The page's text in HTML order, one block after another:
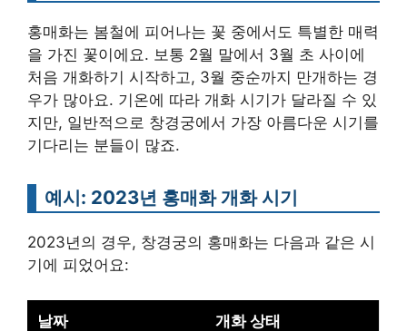
홍매화는 봄철에 피어나는 꽃 중에서도 특별한 매력
을 가진 꽃이에요. 보통 2월 말에서 3월 초 사이에
처음 개화하기 시작하고, 3월 중순까지 만개하는 경
우가 많아요. 기온에 따라 개화 시기가 달라질 수 있
지만, 일반적으로 창경궁에서 가장 아름다운 시기를
기다리는 분들이 많죠.
예시: 2023년 홍매화 개화 시기
2023년의 경우, 창경궁의 홍매화는 다음과 같은 시
기에 피었어요:
날짜 개화 상태